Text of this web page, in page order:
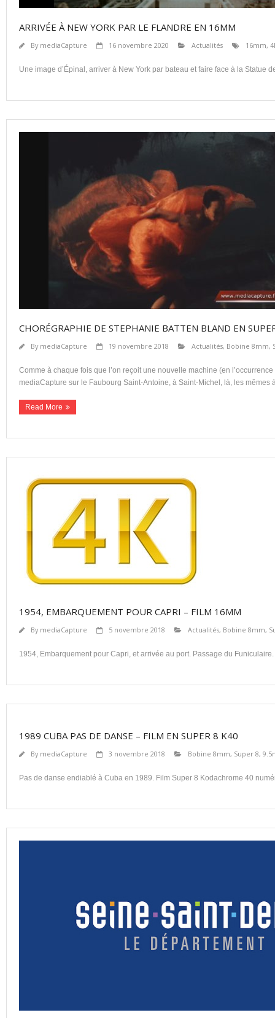
ARRIVÉE À NEW YORK PAR LE FLANDRE EN 16MM
By mediaCapture 16 novembre 2020 Actualités 16mm,
Une image d’Épinal, arriver à New York par bateau et faire face à la Statue
CHORÉGRAPHIE DE STEPHANIE BATTEN BLAND EN
By mediaCapture 19 novembre 2018 Actualités, Bobine 8mm,
Comme à chaque fois que l’on reçoit une nouvelle machine (en
mediaCapture sur le Faubourg Saint-Antoine, à Saint-Michel, là, les
Read More
1954, EMBARQUEMENT POUR CAPRI – FILM 16MM
By mediaCapture 5 novembre 2018 Actualités, Bobine 8mm,
1954, Embarquement pour Capri, et arrivée au port. Passage du
1989 CUBA PAS DE DANSE – FILM EN SUPER 8 K40
By mediaCapture 3 novembre 2018 Bobine 8mm, Super 8,
Pas de danse endiablé à Cuba en 1989. Film Super 8 Kodachrome 40